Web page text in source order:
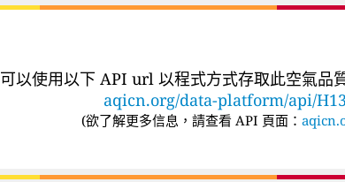
可以使用以下 API url 以程式方式存取此空氣品
aqicn.org/data-platform/api/
(欲了解更多信息，請查看 API 頁面：